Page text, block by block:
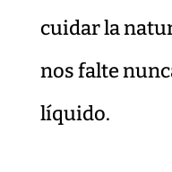
cuidar la
nos falte
líquido.